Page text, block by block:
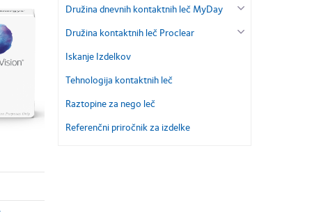
Družina dnevnih kontaktnih leč MyDay
Družina kontaktnih leč Proclear
Iskanje Izdelkov
Tehnologija kontaktnih leč
Raztopine za nego leč
Referenčni priročnik za izdelke